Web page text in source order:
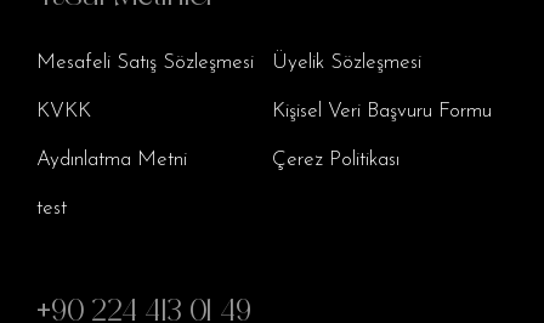
Mesafeli Satış Sözleşmesi Üyelik Sözleşmesi
KVKK Kişisel Veri Başvuru Formu
Aydınlatma Metni Çerez Politikası
test
+90 224 413 01 49